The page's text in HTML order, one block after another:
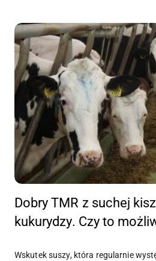
Dobry TMR z suchej
kukurydzy. Czy to
Wskutek suszy, która regularnie